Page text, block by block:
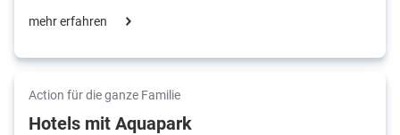
mehr erfahren
Action für die ganze Familie
Hotels mit Aquapark